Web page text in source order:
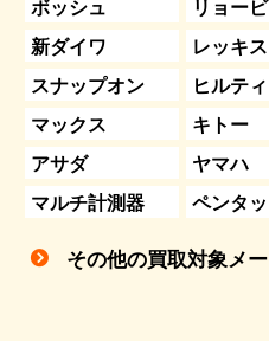
ボッシュ
リョービ
新ダイワ
レッキス
スナップオン
ヒルティ
マックス
キトー
アサダ
ヤマハ
マルチ計測器
ペンタ
その他の買取対象メ